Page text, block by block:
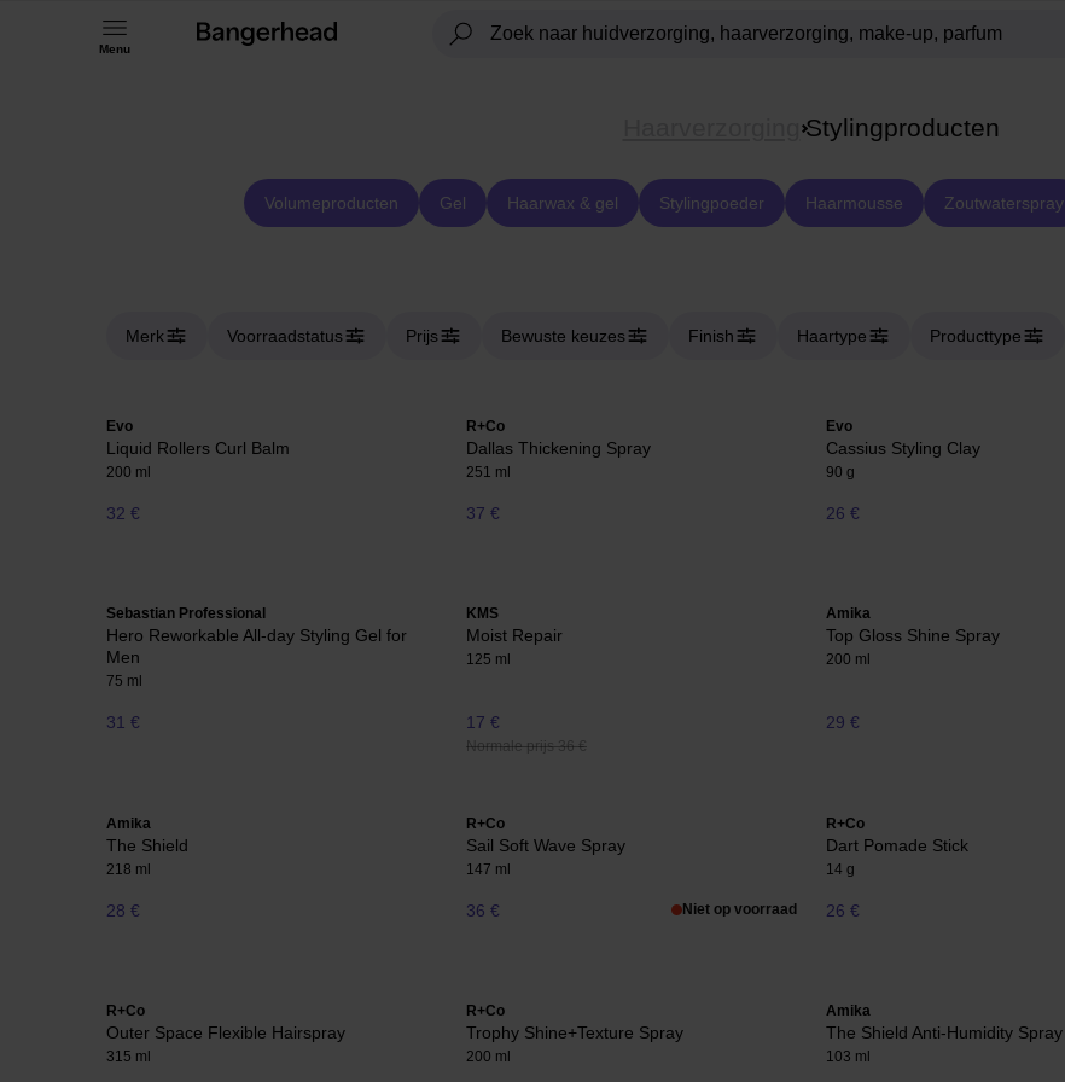
Menu
Stylingproducten
Volumeproducten Gel Haarwax & gel Stylingpoeder Haarmousse Zoutwaterspray
Merk Voorraadstatus Prijs Bewuste keuzes Finish Haartype Producttype
Evo
Liquid Rollers Curl Balm
200 ml
32 €
R+Co
Dallas Thickening Spray
251 ml
37 €
Evo
Cassius Styling Clay
90 g
26 €
Sebastian Professional
Hero Reworkable All-day Styling Gel for
Men
75 ml
31 €
KMS
Moist Repair
125 ml
17 €
Normale prijs 36 €
Amika
Top Gloss Shine Spray
200 ml
29 €
Amika
The Shield
218 ml
28 €
R+Co
Sail Soft Wave Spray
147 ml
36 € Niet op voorraad
R+Co
Dart Pomade Stick
14 g
26 €
R+Co
Outer Space Flexible Hairspray
315 ml
R+Co
Trophy Shine+Texture Spray
200 ml
Amika
The Shield Anti-Humidity Spray
103 ml